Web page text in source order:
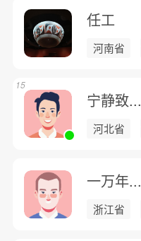
任工
河南省
宁静致...
河北省
15
一万年...
浙江省